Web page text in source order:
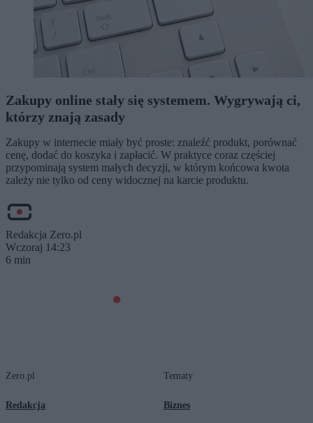
Zakupy online stały się systemem. Wygrywają ci,
którzy znają zasady
Zakupy w internecie miały być proste: znaleźć produkt, porównać
cenę, dodać do koszyka i zapłacić. W praktyce coraz częściej
przypominają system małych decyzji, w którym końcowa kwota
zależy nie tylko od ceny widocznej na karcie produktu.
Redakcja Zero.pl
Wczoraj 14:23
6 min
Zero.pl
Redakcja
Tematy
Biznes